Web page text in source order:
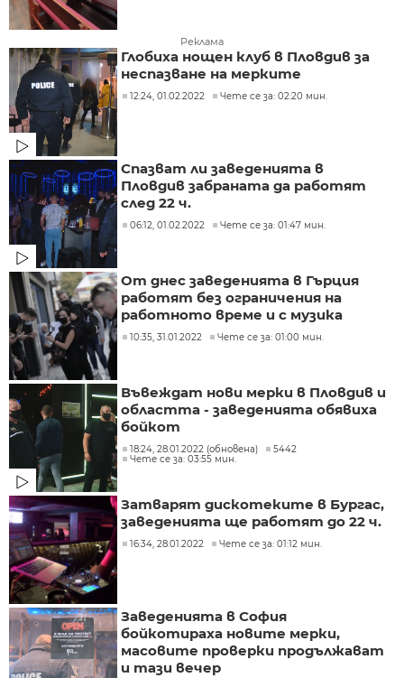
Реклама
Глобиха нощен клуб в Пловдив за
неспазване на мерките
12:24, 01.02.2022 Чете се за: 02:20 мин.
Спазват ли заведенията в
Пловдив забраната да работят
след 22 ч.
06:12, 01.02.2022 Чете се за: 01:47 мин.
От днес заведенията в Гърция
работят без ограничения на
работното време и с музика
10:35, 31.01.2022 Чете се за: 01:00 мин.
Въвеждат нови мерки в Пловдив и
областта - заведенията обявиха
бойкот
18:24, 28.01.2022 (обновена)
5442
Чете се за: 03:55 мин.
Затварят дискотеките в Бургас,
заведенията ще работят до 22 ч.
16:34, 28.01.2022 Чете се за: 01:12 мин.
Заведенията в София
бойкотираха новите мерки,
масовите проверки продължават
и тази вечер